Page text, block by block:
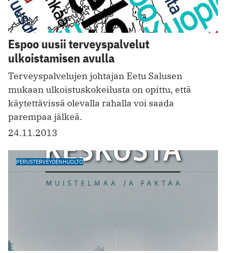
Espoo uusii terveyspalvelut
ulkoistamisen avulla
Terveyspalvelujen johtajan Eetu Salusen
mukaan ulkoistuskokeilusta on opittu, että
käytettävissä olevalla rahalla voi saada
parempaa jälkeä.
24.11.2013
PERUSTERVEYDENHUOLTO